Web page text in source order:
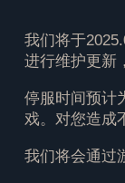
我们将于
进行维护更新
停服时间预计
戏。对您造成
我们将会通过